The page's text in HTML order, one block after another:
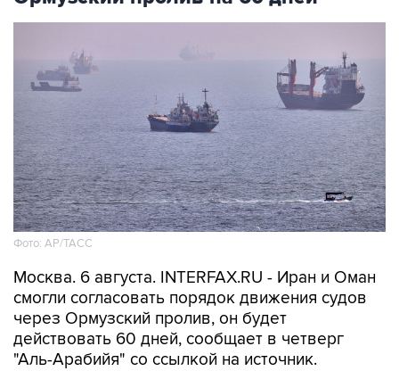
Фото: AP/ТАСС
Москва. 6 августа. INTERFAX.RU - Иран и Оман
смогли согласовать порядок движения судов
через Ормузский пролив, он будет
действовать 60 дней, сообщает в четверг
"Аль-Арабийя" со ссылкой на источник.